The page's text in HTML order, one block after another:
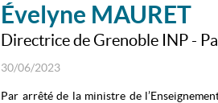
Évelyne MAURET
Directrice de Grenoble INP -
30/06/2023
Par arrêté de la ministre de